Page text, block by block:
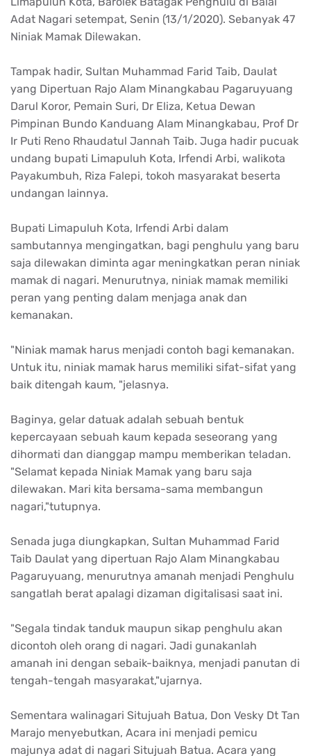
Adat Nagari setempat, Senin (13/1/2020). Sebanyak 47
Niniak Mamak Dilewakan.
Tampak hadir, Sultan Muhammad Farid Taib, Daulat
yang Dipertuan Rajo Alam Minangkabau Pagaruyuang
Darul Koror, Pemain Suri, Dr Eliza, Ketua Dewan
Pimpinan Bundo Kanduang Alam Minangkabau, Prof Dr
Ir Puti Reno Rhaudatul Jannah Taib. Juga hadir pucuak
undang bupati Limapuluh Kota, Irfendi Arbi, walikota
Payakumbuh, Riza Falepi, tokoh masyarakat beserta
undangan lainnya.
Bupati Limapuluh Kota, Irfendi Arbi dalam
sambutannya mengingatkan, bagi penghulu yang baru
saja dilewakan diminta agar meningkatkan peran niniak
mamak di nagari. Menurutnya, niniak mamak memiliki
peran yang penting dalam menjaga anak dan
kemanakan.
"Niniak mamak harus menjadi contoh bagi kemanakan.
Untuk itu, niniak mamak harus memiliki sifat-sifat yang
baik ditengah kaum, "jelasnya.
Baginya, gelar datuak adalah sebuah bentuk
kepercayaan sebuah kaum kepada seseorang yang
dihormati dan dianggap mampu memberikan teladan.
"Selamat kepada Niniak Mamak yang baru saja
dilewakan. Mari kita bersama-sama membangun
nagari,"tutupnya.
Senada juga diungkapkan, Sultan Muhammad Farid
Taib Daulat yang dipertuan Rajo Alam Minangkabau
Pagaruyuang, menurutnya amanah menjadi Penghulu
sangatlah berat apalagi dizaman digitalisasi saat ini.
"Segala tindak tanduk maupun sikap penghulu akan
dicontoh oleh orang di nagari. Jadi gunakanlah
amanah ini dengan sebaik-baiknya, menjadi panutan di
tengah-tengah masyarakat,"ujarnya.
Sementara walinagari Situjuah Batua, Don Vesky Dt Tan
Marajo menyebutkan, Acara ini menjadi pemicu
majunya adat di nagari Situjuah Batua. Acara yang